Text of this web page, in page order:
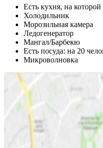
Есть кухня, на
Холодильник
Морозильная камера
Ледогенератор
Мангал/Барбекю
Есть посуда: на 20
Микроволновка